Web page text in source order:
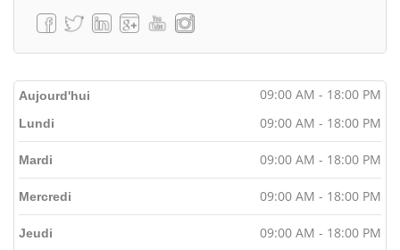
Aujourd'hui 09:00 AM - 18:00 PM
Lundi 09:00 AM - 18:00 PM
Mardi 09:00 AM - 18:00 PM
Mercredi 09:00 AM - 18:00 PM
Jeudi 09:00 AM - 18:00 PM